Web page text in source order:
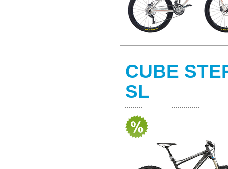
CUBE
SL